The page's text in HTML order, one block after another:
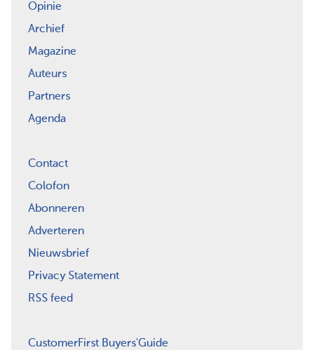
Opinie
Archief
Magazine
Auteurs
Partners
Agenda
Contact
Colofon
Abonneren
Adverteren
Nieuwsbrief
Privacy Statement
RSS feed
CustomerFirst Buyers'Guide